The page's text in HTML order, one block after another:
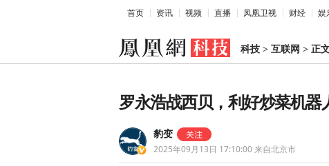
首页 资讯 视频 直播 凤凰卫视 财经 娱
科技 > 互联网 > 正
罗永浩战西贝，利好炒菜机器
豹变
2025年09月13日 17:10:00来自北京市